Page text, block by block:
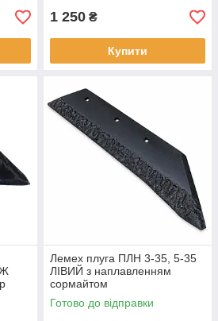
1 250 ₴
Купити
Лемех плуга ПЛН 3-35, 5-35
ЛІВИЙ з наплавленням
сормайтом
Готово до відправки